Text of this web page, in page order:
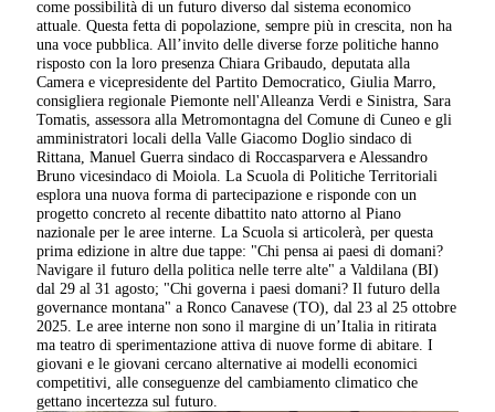
come possibilità di un futuro diverso dal sistema economico
attuale. Questa fetta di popolazione, sempre più in crescita, non ha
una voce pubblica. All’invito delle diverse forze politiche hanno
risposto con la loro presenza Chiara Gribaudo, deputata alla
Camera e vicepresidente del Partito Democratico, Giulia Marro,
consigliera regionale Piemonte nell'Alleanza Verdi e Sinistra, Sara
Tomatis, assessora alla Metromontagna del Comune di Cuneo e gli
amministratori locali della Valle Giacomo Doglio sindaco di
Rittana, Manuel Guerra sindaco di Roccasparvera e Alessandro
Bruno vicesindaco di Moiola. La Scuola di Politiche Territoriali
esplora una nuova forma di partecipazione e risponde con un
progetto concreto al recente dibattito nato attorno al Piano
nazionale per le aree interne. La Scuola si articolerà, per questa
prima edizione in altre due tappe: "Chi pensa ai paesi di domani?
Navigare il futuro della politica nelle terre alte" a Valdilana (BI)
dal 29 al 31 agosto; "Chi governa i paesi domani? Il futuro della
governance montana" a Ronco Canavese (TO), dal 23 al 25 ottobre
2025. Le aree interne non sono il margine di un’Italia in ritirata
ma teatro di sperimentazione attiva di nuove forme di abitare. I
giovani e le giovani cercano alternative ai modelli economici
competitivi, alle conseguenze del cambiamento climatico che
gettano incertezza sul futuro.